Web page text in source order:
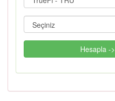
Hesapla -